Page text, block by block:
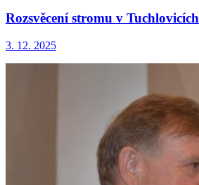
Rozsvěcení stromu v Tuchlovicích
3. 12. 2025